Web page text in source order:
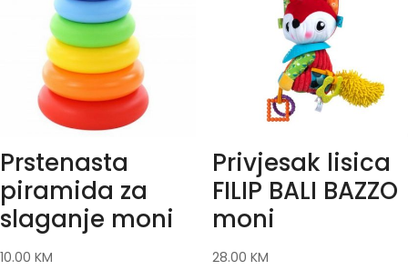
Prstenasta
piramida za
slaganje moni
10.00 KM
Privjesak lisica
FILIP BALI BAZZO
moni
28.00 KM